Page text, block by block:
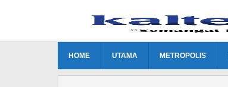
HOME UTAMA METROPOLIS